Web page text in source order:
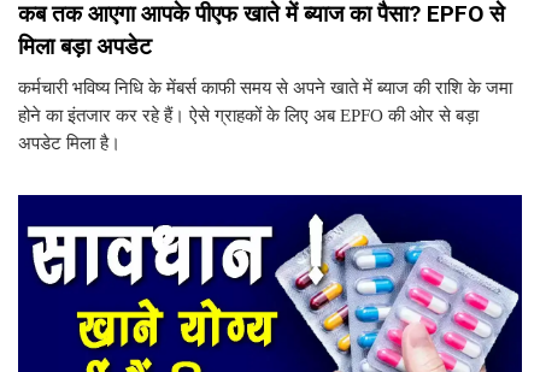
कब तक आएगा आपके पीएफ खाते में ब्‍याज का पैसा? EPFO से
मिला बड़ा अपडेट
कर्मचारी भविष्य निधि के मेंबर्स काफी समय से अपने खाते में ब्याज की राशि के जमा
होने का इंतजार कर रहे हैं। ऐसे ग्राहकों के लिए अब EPFO की ओर से बड़ा
अपडेट मिला है।